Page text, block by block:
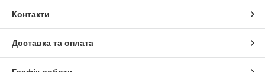
Контакти
Доставка та оплата